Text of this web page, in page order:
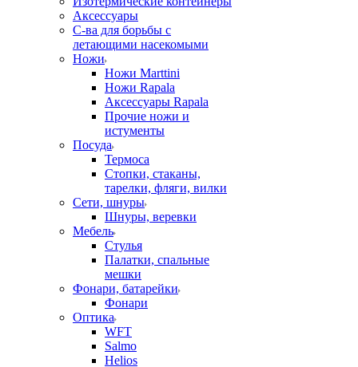
Аксессуары
С-ва для борьбы с
летающими насекомыми
Ножи
Ножи Marttini
Ножи Rapala
Аксессуары Rapala
Прочие ножи и
истументы
Посуда
Термоса
Стопки, стаканы,
тарелки, фляги, вилки
Сети, шнуры
Шнуры, веревки
Мебель
Стулья
Палатки, спальные
мешки
Фонари, батарейки
Фонари
Оптика
WFT
Salmo
Helios